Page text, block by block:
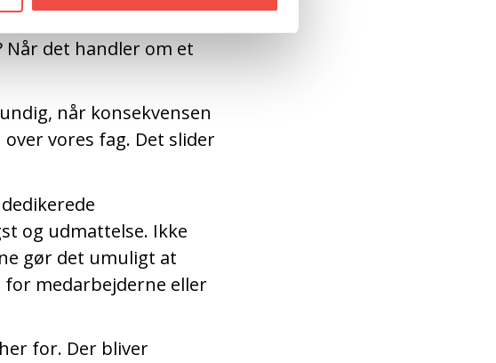
Når det handler om et
når konsekvensen
vores fag. Det slider
og udmattelse. Ikke
gør det umuligt at
medarbejderne eller
for. Der bliver